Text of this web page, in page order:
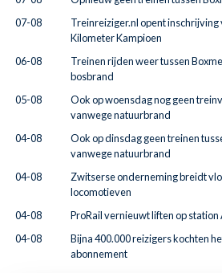
07-08
Treinreiziger.nl opent
Kilometer Kampioen
06-08
Treinen rijden weer tussen
bosbrand
05-08
Ook op woensdag nog geen
vanwege natuurbrand
04-08
Ook op dinsdag geen treinen
vanwege natuurbrand
04-08
Zwitserse onderneming breidt
locomotieven
04-08
ProRail vernieuwt liften op
04-08
Bijna 400.000 reizigers kochten
abonnement